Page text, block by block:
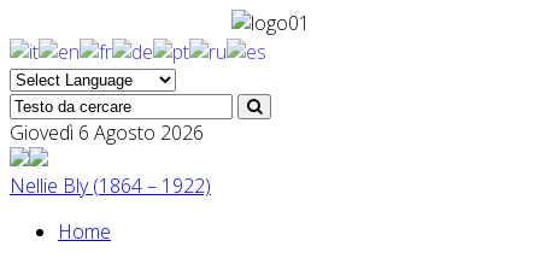
Giovedì 6 Agosto 2026
Nellie Bly (1864 – 1922)
Home